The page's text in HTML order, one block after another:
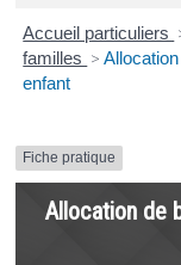
Accueil particuliers
familles >
enfant
Fiche pratique
Allocation de